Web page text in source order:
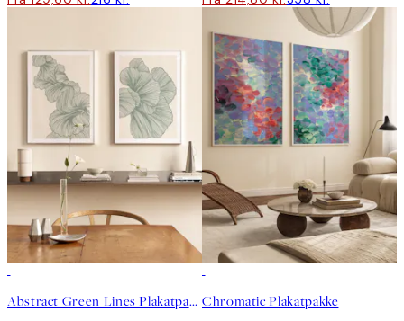
Abstract Green Lines Plakatpakke Chromatic Plakatpakke